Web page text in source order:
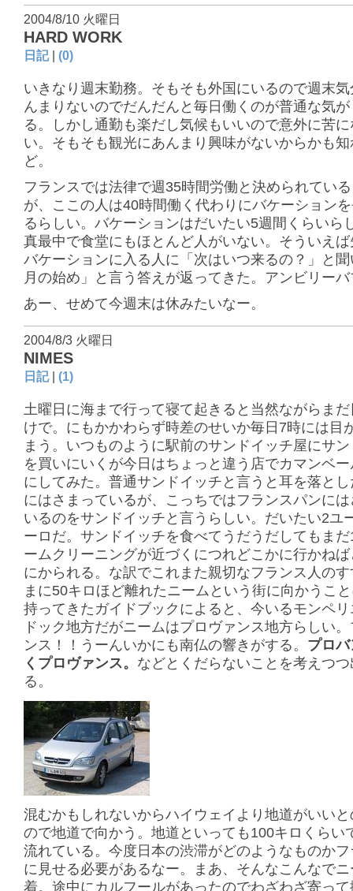
2004/8/10 火曜日
HARD WORK
日記| (0)
いきなり週末勤務。そもそも外国にいるので週末
んまりないのでだんだんと毎日働くのが普通な気
る。しかし通勤も楽だし気候もいいので意外に苦
い。そもそも観光にあんまり興味がないからかも
ど。
フランスでは法律で週35時間労働と決められてい
が、ここの人は40時間働く代わりにバケーション
るらしい。バケーションはだいたい5週間くらいら
真最中で食堂にもほとんど人がいない。そういえ
バケーションに入る人に「次はいつ来るの？」と
月の始め」と言う答えが返ってきた。アンビリー
あー、せめて今週末は休みたいなー。
2004/8/3 火曜日
NIMES
日記| (1)
土曜日に海まで行って寝て起きると当然ながらま
けで。にもかかわらず時差のせいか毎日7時には目
まう。いつものように駅前のサンドイッチ屋にサ
を買いにいくが今日はちょっと違う店でカマンベ
にしてみた。普通サンドイッチと言うと耳を落と
にはさまっているが、こっちではフランスパンに
いるのをサンドイッチと言うらしい。だいたい2ユ
ーロだ。サンドイッチを食べてうだうだしてもま
ームクリーニングが近づくにつれどこかに行かね
にかられる。な訳でこれまた親切なフランス人の
まに50キロほど離れたニームという街に向かうこ
持ってきたガイドブックによると、今いるモンペ
ドック地方だがニームはプロヴァンス地方らしい
ンス！！うーんいかにも南仏の響きがする。 プロ
くプロヴァンス。 などとくだらないことを考えつ
る。
混むかもしれないからハイウェイより地道がいい
ので地道で向かう。地道といっても100キロくらい
流れている。今度日本の渋滞がどのようなものか
に見せる必要があるなー。まあ、そんなこんなで
着。途中にカルフールがあったのでわざわざ寄っ